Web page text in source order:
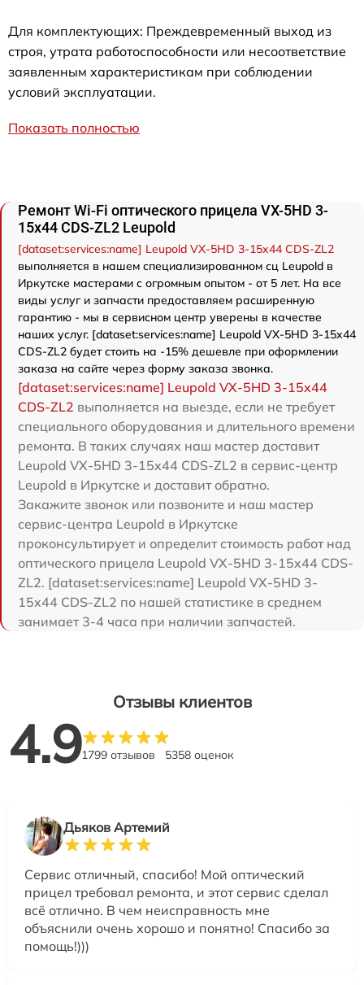
Для комплектующих: Преждевременный выход из
строя, утрата работоспособности или несоответствие
заявленным характеристикам при соблюдении
условий эксплуатации.
Показать полностью
Ремонт Wi-Fi оптического прицела VX-5HD 3-
15x44 CDS-ZL2 Leupold
[dataset:services:name] Leupold VX-5HD 3-15x44 CDS-ZL2
выполняется в нашем специализированном сц Leupold в
Иркутске мастерами с огромным опытом - от 5 лет. На все
виды услуг и запчасти предоставляем расширенную
гарантию - мы в сервисном центр уверены в качестве
наших услуг. [dataset:services:name] Leupold VX-5HD 3-15x44
CDS-ZL2 будет стоить на -15% дешевле при оформлении
заказа на сайте через форму заказа звонка.
[dataset:services:name] Leupold VX-5HD 3-15x44
CDS-ZL2 выполняется на выезде, если не требует
специального оборудования и длительного времени
ремонта. В таких случаях наш мастер доставит
Leupold VX-5HD 3-15x44 CDS-ZL2 в сервис-центр
Leupold в Иркутске и доставит обратно.
Закажите звонок или позвоните и наш мастер
сервис-центра Leupold в Иркутске
проконсультирует и определит стоимость работ над
оптического прицела Leupold VX-5HD 3-15x44 CDS-
ZL2. [dataset:services:name] Leupold VX-5HD 3-
15x44 CDS-ZL2 по нашей статистике в среднем
занимает 3-4 часа при наличии запчастей.
Отзывы клиентов
4.91799 отзывов 5358 оценок
Дьяков Артемий
Сервис отличный, спасибо! Мой оптический
прицел требовал ремонта, и этот сервис сделал
всё отлично. В чем неисправность мне
объяснили очень хорошо и понятно! Спасибо за
помощь!)))